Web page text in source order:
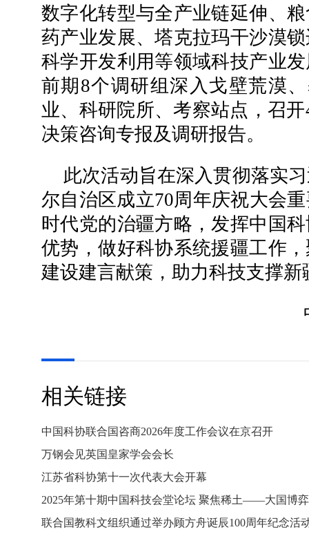
数字化转型与全产业链延伸、
药产业发展、塔克拉玛干沙漠
科学开发利用等领域科技产业
前期8个调研组深入戈壁荒漠
业、科研院所、考察站点，召
决策咨询专报及调研报告。
此次活动旨在深入贯彻落实
尔自治区成立70周年庆祝大会
时代党的治疆方略，发挥中国
优势，做好科协系统援疆工作
建设建言献策，助力科技支撑
相关链接
中国科协联合国咨商2026年度工作会议在京召开
万钢会见英国皇家学会会长
江苏省科协第十一次代表大会开幕
2025年第十期中国科技会堂论坛 聚焦稀土——大国博弈
联合国教科文组织通过举办顾方舟诞辰100周年纪念活